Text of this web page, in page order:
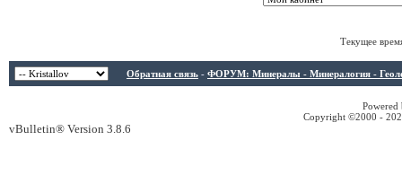
Текущее
Обратная связь - ФОРУМ: Минералы - Минералогия -
Copyright ©2000 -
vBulletin® Version 3.8.6